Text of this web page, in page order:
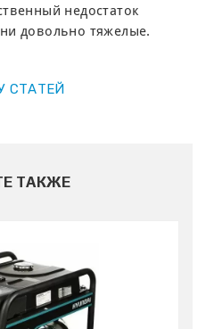
недостаток
довольно тяжелые.
СТАТЕЙ
ТАКЖЕ